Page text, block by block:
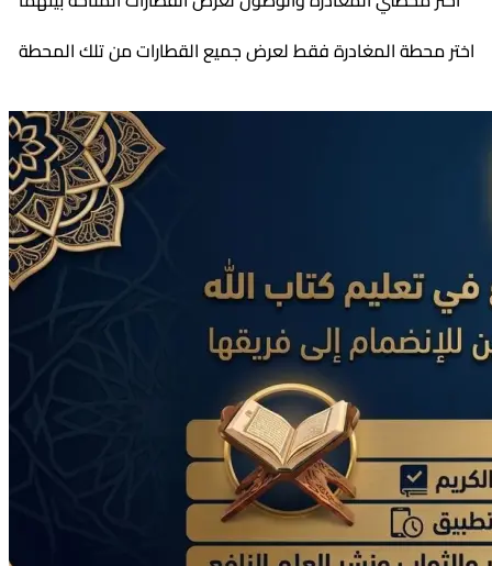
اختر محطة المغادرة فقط لعرض جميع القطارات من تلك المحطة